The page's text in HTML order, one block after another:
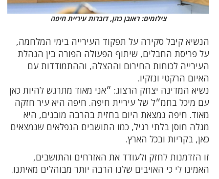
צילומים: ראובן כהן, דוברות עיריית חיפה
הנשיא קיבל סקירה על תפקוד העירייה בימי המלחמה,
על פריסת החבלים, שיתוף הפעולה הפורה בין הנהלת
העירייה לכוחות החירום וההצלה, וההתמודדות עם
האיום הרקטי ונזקיו.
נשיא המדינה יצחק הרצוג: ״אני מאוד מתרגש להיות כאן
עם מיכל בחמ״ל של עיריית חיפה. חיפה היא עיר חזקה
מאוד. חיפה נמצאת היום בחזית בהרבה מובנים, היא
מגלה חוסן בלתי רגיל, כמו התושבים הנפלאים שנמצאים
כאן, בקריות ובכל הארץ.
זו הזדמנות לחזק ולעודד את האזרחים והתושבים,
האמינו לי כי האויבים שלנו הרבה יותר מבוהלים מאיתנו.